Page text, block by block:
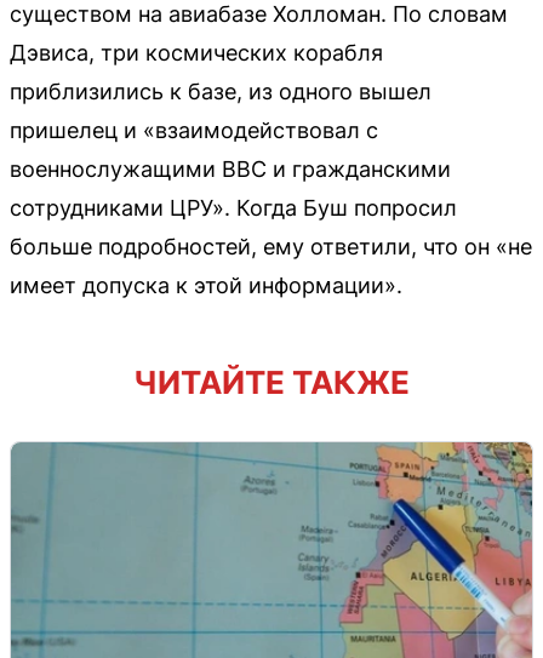
существом на авиабазе Холломан. По словам
Дэвиса, три космических корабля
приблизились к базе, из одного вышел
пришелец и «взаимодействовал с
военнослужащими ВВС и гражданскими
сотрудниками ЦРУ». Когда Буш попросил
больше подробностей, ему ответили, что он «не
имеет допуска к этой информации».
ЧИТАЙТЕ ТАКЖЕ